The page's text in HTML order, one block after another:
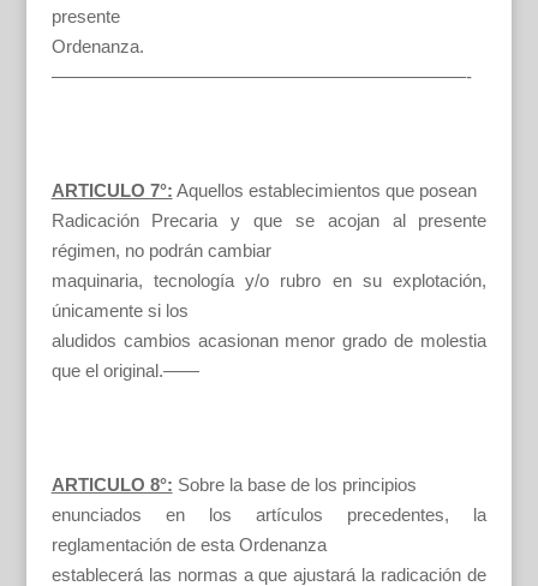
presente
Ordenanza.
———————————————————————-
ARTICULO 7°: Aquellos establecimientos que posean
Radicación Precaria y que se acojan al presente
régimen, no podrán cambiar
maquinaria, tecnología y/o rubro en su explotación,
únicamente si los
aludidos cambios acasionan menor grado de molestia
que el original.——
ARTICULO 8°: Sobre la base de los principios
enunciados en los artículos precedentes, la
reglamentación de esta Ordenanza
establecerá las normas a que ajustará la radicación de